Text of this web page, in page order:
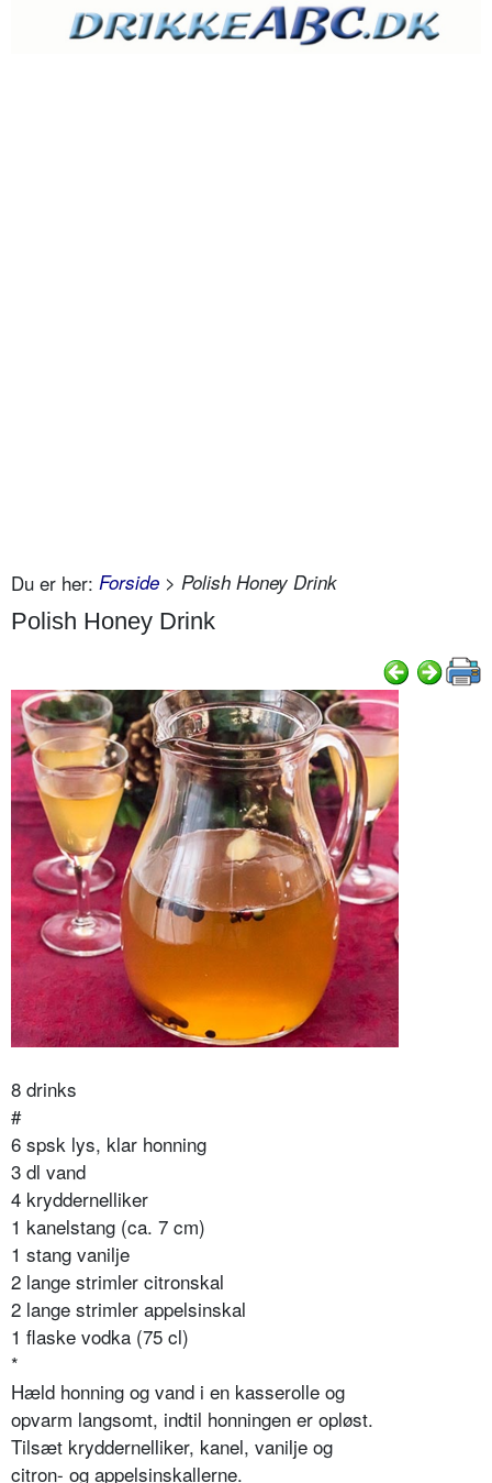
Du er her: Forside > Polish Honey Drink
Polish Honey Drink
8 drinks
#
6 spsk lys, klar honning
3 dl vand
4 kryddernelliker
1 kanelstang (ca. 7 cm)
1 stang vanilje
2 lange strimler citronskal
2 lange strimler appelsinskal
1 flaske vodka (75 cl)
*
Hæld honning og vand i en kasserolle og
opvarm langsomt, indtil honningen er opløst.
Tilsæt kryddernelliker, kanel, vanilje og
citron- og appelsinskallerne.